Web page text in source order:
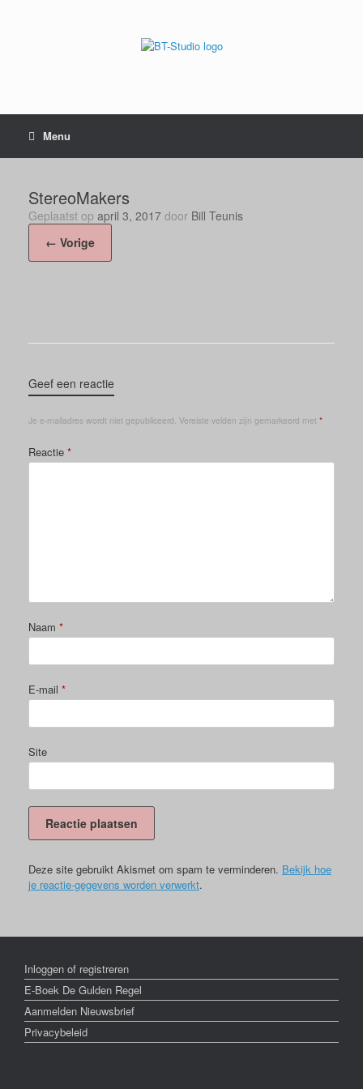
Menu
StereoMakers
Geplaatst op april 3, 2017 door Bill Teunis
← Vorige
Geef een reactie
Je e-mailadres wordt niet gepubliceerd. Vereiste velden zijn gemarkeerd met *
Reactie *
Naam *
E-mail *
Site
Deze site gebruikt Akismet om spam te verminderen. Bekijk hoe
je reactie-gegevens worden verwerkt.
Inloggen of registreren
E-Boek De Gulden Regel
Aanmelden Nieuwsbrief
Privacybeleid